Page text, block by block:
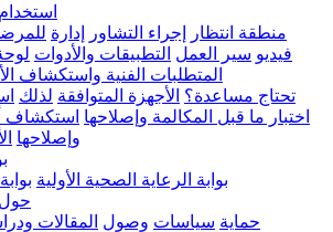
منطقة انتظار
إجراء التشاور إدارة
فيديو سير العمل التطبيقات والأدوات
المتطلبات الفنية واستكشاف
تحتاج مساعدة؟ الأجهزة المتوافقة لذلك
اختبار ما قبل المكالمة وإصلاحها استكشاف
وإصلاحها
بوابة الرعاية الصحية الأولية
حول
حماية سياسات وصول المقالات